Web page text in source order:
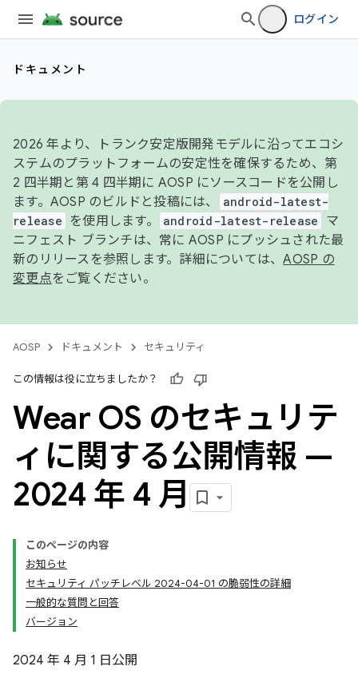
ログイン
ドキュメント
2026 年より、トランク安定版開発モデルに沿ってエコシ
ステムのプラットフォームの安定性を確保するため、第
2 四半期と第 4 四半期に AOSP にソースコードを公開し
ます。AOSP のビルドと投稿には、
android-latest-
release
を使用します。 android-latest-release
マ
ニフェスト ブランチは、常に AOSP にプッシュされた最
新のリリースを参照します。詳細については、AOSP の
変更点をご覧ください。
AOSP ドキュメント セキュリティ
この情報は役に立ちましたか？
Wear OS のセキュリテ
ィに関する公開情報 —
2024 年 4 月
このページの内容
お知らせ
セキュリティ パッチレベル 2024-04-01 の脆弱性の詳細
一般的な質問と回答
バージョン
2024 年 4 月 1 日公開